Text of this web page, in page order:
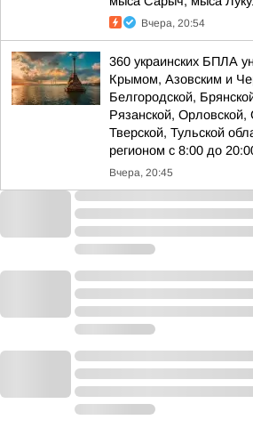
Вчера, 20:54
360 украинских БПЛА
Крымом, Азовским и
Белгородской,
Рязанской, Орловской,
Тверской, Тульской
регионом с 8:00 до
Вчера, 20:45